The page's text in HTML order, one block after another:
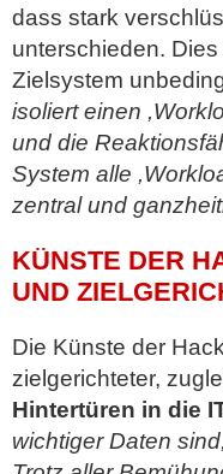
dass stark
unterschieden.
Zielsystem
isoliert einen
und die
System alle
zentral und
KÜNSTE DER
UND
Die Künste der
zielgerichteter,
Hintertüren in die
wichtiger Daten